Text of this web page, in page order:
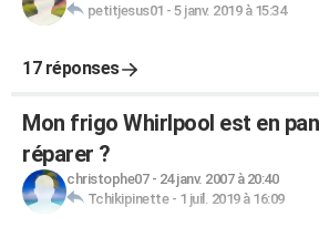
petitjesus01 - 5 janv. 2019 à 15:34
17 réponses
Mon frigo Whirlpool est en
réparer ?
christophe07- 24 janv. 2007 à 20:40
Tchikipinette- 1 juil. 2019 à 16:09